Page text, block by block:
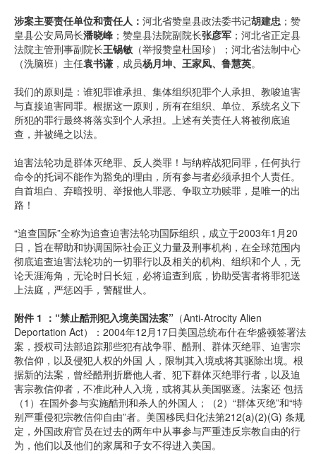
涉案主要责任单位和责任人： 河北省赞皇县政法委书记胡建忠 ；赞
皇县公安局局长潘晓峰 ；赞皇县法院副院长张彦军 ；河北省正定县
法院主管刑事副院长王锡敏 （举报赞皇杜国珍）；河北省法制中心
（洗脑班）主任袁书谦 ，成员杨月坤、王家凤、鲁慧英。
我们的原则是：谁犯罪谁承担、集体组织犯罪个人承担、教唆迫害
与直接迫害同罪。根据这一原则，所有在组织、单位、系统名义下
所犯的罪行最终将落实到个人承担。上述有关责任人将被彻底追
查，并被绳之以法。
迫害法轮功是群体灭绝罪、反人类罪！与纳粹战犯同罪，任何执行
命令的托词不能作为豁免的理由，所有参与者必须承担个人责任。
自首坦白、弃暗投明、举报他人罪恶、争取立功赎罪，是唯一的出
路！
“追查国际”全称为追查迫害法轮功国际组织，成立于2003年1月20
日，旨在帮助和协调国际社会正义力量及刑事机构，在全球范围内
彻底追查迫害法轮功的一切罪行以及相关的机构、组织和个人，无
论天涯海角，无论时日长短，必将追查到底，协助受害者将罪犯送
上法庭，严惩凶手，警醒世人。
附件 1 ：“禁止酷刑犯入境美国法案” （Anti-Atrocity Alien
Deportation Act）：2004年12月17日美国总统布什在华盛顿签署法
案，授权司法部追踪那些犯有战争罪、酷刑、群体灭绝罪、迫害宗
教信仰，以及侵犯人权的外国 人，限制其入境或将其驱除出境。根
据新的法案，曾经酷刑折磨他人者、犯下群体灭绝罪行者，以及迫
害宗教信仰者，不准此种人入境，或将其从美国驱逐。法案还 包括
（1）在国外参与实施酷刑和杀人的外国人；（2）“群体灭绝”和“特
别严重侵犯宗教信仰自由”者。美国移民归化法第212(a)(2)(G) 条规
定，外国政府官员在过去的两年中从事参与严重违反宗教自由的行
为，他们以及他们的家属和子女不得进入美国。